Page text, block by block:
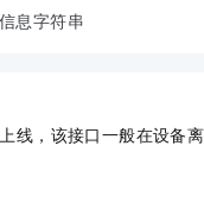
息字符串
线，该接口一般在设备